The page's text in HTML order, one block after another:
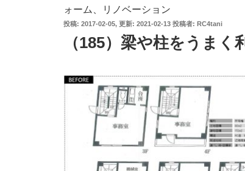
ォーム、リノベーション
投
2017-02-05 2021-02-13 投稿者: RC4tani
（185）梁や柱をうま